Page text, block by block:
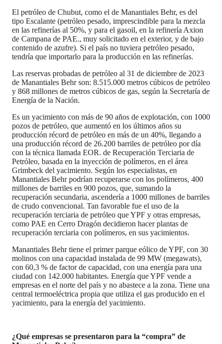
El petróleo de Chubut, como el de Manantiales Behr, es del
tipo Escalante (petróleo pesado, imprescindible para la mezcla
en las refinerías al 50%, y para el gasoil, en la refinería Axion
de Campana de PAE., muy solicitado en el exterior, y de bajo
contenido de azufre). Si el país no tuviera petróleo pesado,
tendría que importarlo para la producción en las refinerías.
Las reservas probadas de petróleo al 31 de diciembre de 2023
de Manantiales Behr son: 8.515.000 metros cúbicos de petróleo
y 868 millones de metros cúbicos de gas, según la Secretaría de
Energía de la Nación.
Es un yacimiento con más de 90 años de explotación, con 1000
pozos de petróleo, que aumentó en los últimos años su
producción récord de petróleo en más de un 40%, llegando a
una producción récord de 26.200 barriles de petróleo por día
con la técnica llamada EOR. de Recuperación Terciaria de
Petróleo, basada en la inyección de polímeros, en el área
Grimbeck del yacimiento. Según los especialistas, en
Manantiales Behr podrían recuperarse con los polímeros, 400
millones de barriles en 900 pozos, que, sumando la
recuperación secundaria, ascendería a 1000 millones de barriles
de crudo convencional. Tan favorable fue el uso de la
recuperación terciaria de petróleo que YPF y otras empresas,
como PAE en Cerro Dragón decidieron hacer plantas de
recuperación terciaria con polímeros, en sus yacimientos.
Manantiales Behr tiene el primer parque eólico de YPF, con 30
molinos con una capacidad instalada de 99 MW (megawats),
con 60,3 % de factor de capacidad, con una energía para una
ciudad con 142.000 habitantes. Energía que YPF vende a
empresas en el norte del país y no abastece a la zona. Tiene una
central termoeléctrica propia que utiliza el gas producido en el
yacimiento, para la energía del yacimiento.
¿Qué empresas se presentaron para la “compra” de